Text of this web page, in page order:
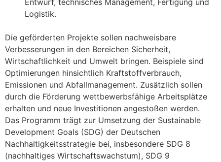
Entwurf, technisches Management, Fertigung und
Logistik.
Die geförderten Projekte sollen nachweisbare
Verbesserungen in den Bereichen Sicherheit,
Wirtschaftlichkeit und Umwelt bringen. Beispiele sind
Optimierungen hinsichtlich Kraftstoffverbrauch,
Emissionen und Abfallmanagement. Zusätzlich sollen
durch die Förderung wettbewerbsfähige Arbeitsplätze
erhalten und neue Investitionen angestoßen werden.
Das Programm trägt zur Umsetzung der Sustainable
Development Goals (SDG) der Deutschen
Nachhaltigkeitsstrategie bei, insbesondere SDG 8
(nachhaltiges Wirtschaftswachstum), SDG 9